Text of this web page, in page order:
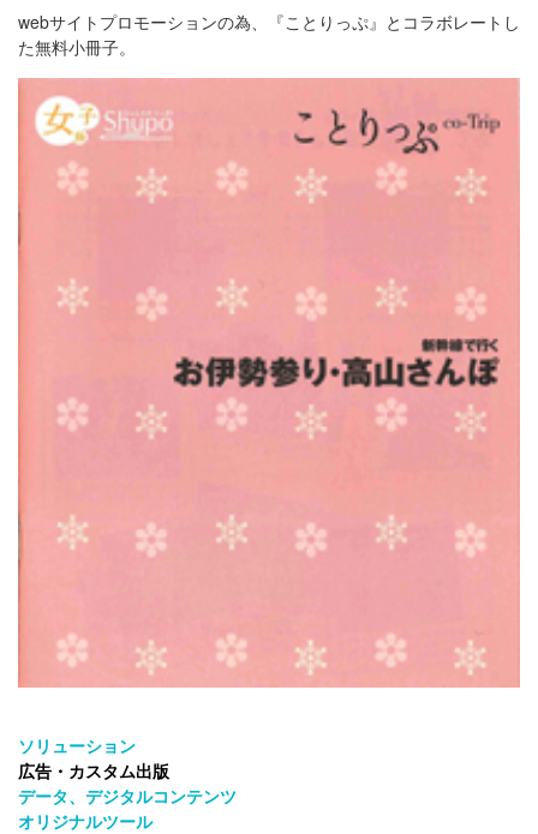
webサイトプロモーションの為、『ことりっぷ』とコラボレートし
た無料小冊子。
ソリューション
広告・カスタム出版
データ、デジタルコンテンツ
オリジナルツール